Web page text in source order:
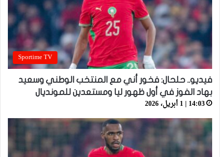
Sportime TV
فيديو.. حلحال: فخور أني مع المنتخب الوطني وسعيد
بهاد الفوز في أول ظهور ليا ومستعدين للمونديال
14:03 | 1 أبريل، 2026